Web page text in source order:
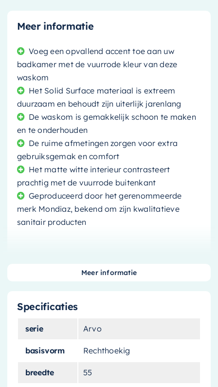
Meer informatie
Voeg een opvallend accent toe aan uw
badkamer met de vuurrode kleur van deze
waskom
Het Solid Surface materiaal is extreem
duurzaam en behoudt zijn uiterlijk jarenlang
De waskom is gemakkelijk schoon te maken
en te onderhouden
De ruime afmetingen zorgen voor extra
gebruiksgemak en comfort
Het matte witte interieur contrasteert
prachtig met de vuurrode buitenkant
Geproduceerd door het gerenommeerde
merk Mondiaz, bekend om zijn kwalitatieve
sanitair producten
Mondiaz Waskom Arvo
Met zijn unieke vuurrode afwerking
blikvanger in elke badkamer. Gemaakt van het
deze waskom de tand des tijds doorstaan en
Specificaties
serie Arvo
basisvorm Rechthoekig
breedte 55
Meer informatie